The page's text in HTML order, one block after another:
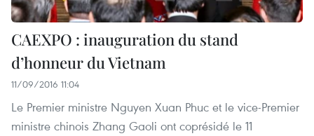
CAEXPO : inauguration du stand
d’honneur du Vietnam
11/09/2016 11:04
Le Premier ministre Nguyen Xuan Phuc et le vice-Premier
ministre chinois Zhang Gaoli ont coprésidé le 11